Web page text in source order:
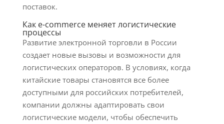
поставок.
Как e-commerce меняет логистические
процессы
Развитие электронной торговли в России
создает новые вызовы и возможности для
логистических операторов. В условиях, когда
китайские товары становятся все более
доступными для российских потребителей,
компании должны адаптировать свои
логистические модели, чтобы обеспечить